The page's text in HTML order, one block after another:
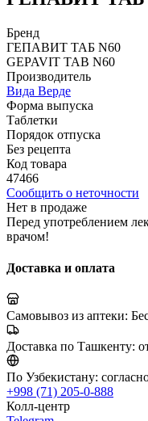
Бренд
ГЕПАВИТ ТАБ N60
GЕPAVIT TAB N60
Производитель
Вида Верде
Форма выпуска
Таблетки
Порядок отпуска
Без рецепта
Код товара
47466
Сообщить о неточности
Нет в продаже
Перед употреблением
врачом!
Доставка и оплата
Самовывоз из аптеки:
Доставка по Ташкенту:
По Узбекистану:
+998 (71) 205-0-888
Колл-центр